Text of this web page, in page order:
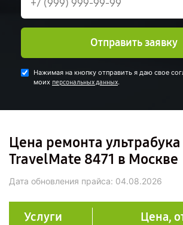
Отправить заявку
Нажимая на кнопку отправить я даю свое
моих персональных данных.
Цена ремонта
TravelMate 8471 в Москве
Дата обновления прайса: 04.08.2026
Услуги Цена,